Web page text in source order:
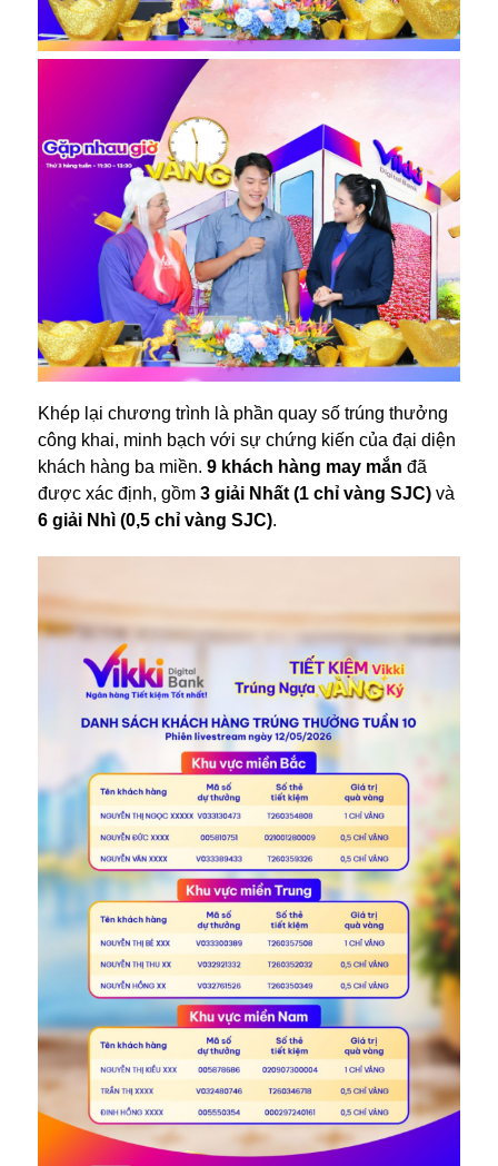
Khép lại chương trình là phần quay số trúng thưởng
công khai, minh bạch với sự chứng kiến của đại diện
khách hàng ba miền. 9 khách hàng may mắn đã
được xác định, gồm 3 giải Nhất (1 chỉ vàng SJC)và
6 giải Nhì (0,5 chỉ vàng SJC).